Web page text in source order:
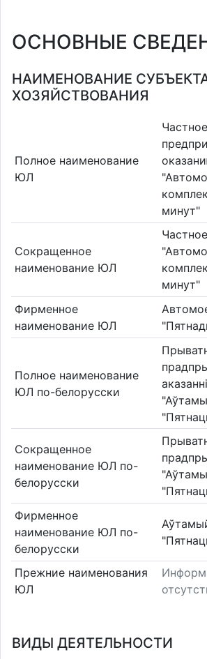
ОСНОВНЫЕ
НАИМЕНОВАНИЕ
ХОЗЯЙСТВОВАНИЯ
Полное наименование
ЮЛ
минут"
Сокращенное
наименование ЮЛ
минут"
Фирменное
наименование ЮЛ
Полное наименование
ЮЛ по-белорусски
Сокращенное
наименование ЮЛ по-
белорусски
Фирменное
наименование ЮЛ по-
белорусски
Прежние наименования
ЮЛ
ВИДЫ ДЕЯТЕЛЬНОСТИ